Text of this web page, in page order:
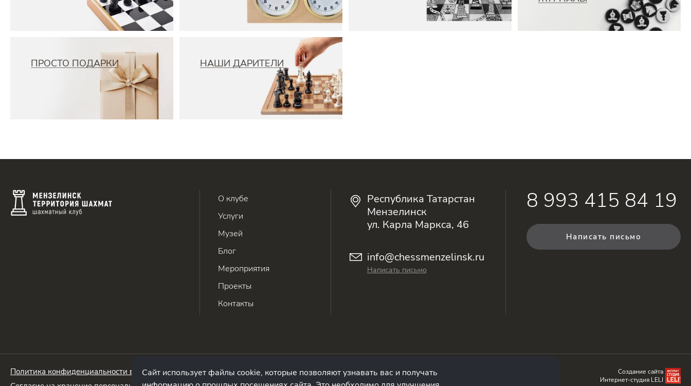
ПРОСТО ПОДАРКИ НАШИ ДАРИТЕЛИ
О клубе
Услуги
Музей
Блог
Мероприятия
Проекты
Контакты
Республика Татарстан
Мензелинск
ул. Карла Маркса, 46
info@chessmenzelinsk.ru
Написать письмо
8 993 415 84 19
Написать письмо
Политика конфиденциальности в отношении обработки персональных данных
Создание сайта
Интернет-студия LELI
Сайт использует файлы cookie, которые позволяют узнавать вас и получать